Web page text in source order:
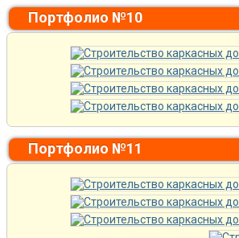
Портфолио №10
Портфолио №11